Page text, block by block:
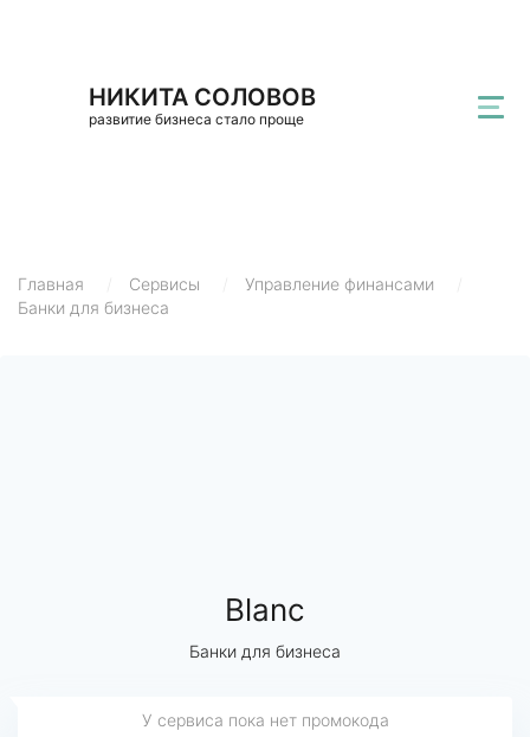
НИКИТА СОЛОВОВ
развитие бизнеса стало проще
Главная Сервисы Управление финансами
Банки для бизнеса
Blanc
Банки для бизнеса
У сервиса пока нет промокода